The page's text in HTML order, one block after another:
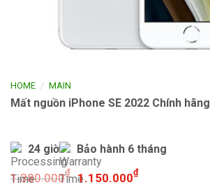
HOME / MAIN
Mất nguồn iPhone SE 2022 Chính hãng
24 giờ Bảo hành 6 tháng
1.380.000₫ 1.150.000₫